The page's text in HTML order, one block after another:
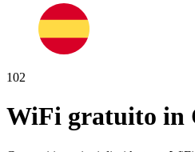
102
WiFi gratuito in